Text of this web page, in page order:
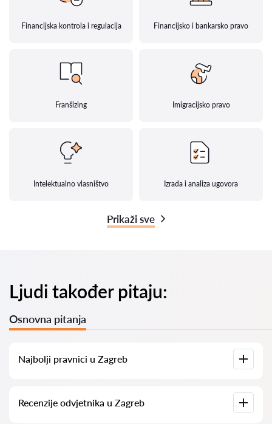
Financijska kontrola i regulacija Financijsko i bankarsko pravo
Franšizing Imigracijsko pravo
Intelektualno vlasništvo Izrada i analiza ugovora
Prikaži sve
Ljudi također pitaju:
Osnovna pitanja
Najbolji pravnici u Zagreb
informacijama. Cijene, recenzije, telefonski brojevi i adrese.
Recenzije odvjetnika u Zagreb